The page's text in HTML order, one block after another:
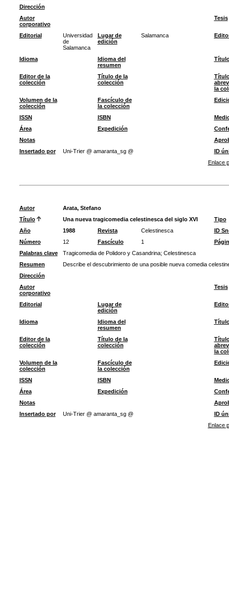
Dirección
Autor
corporativo
Tesis
Editorial
Universidad
de
Salamanca
Lugar de
edición
Salamanca
Idioma
Idioma del
resumen
Editor de la
colección
Título de la
colección
la
Volumen de la
colección
Fascículo de
la colección
ISSN ISBN
Área
Expedición
Notas
Insertado por
Uni-Trier @ amaranta_sg @
ID
Enlace
Autor
Arata, Stefano
Título
Una nueva tragicomedia celestinesca del siglo XVI
Tipo
Año
1988 Revista Celestinesca
ID
Número
12 Fascículo 1
Palabras clave
Tragicomedia de Polidoro y Casandrina; Celestinesca
Resumen
Describe el descubrimiento de una posible nueva comedia
Dirección
Autor
corporativo
Tesis
Editorial
Lugar de
edición
Idioma
Idioma del
resumen
Editor de la
colección
Título de la
colección
la
Volumen de la
colección
Fascículo de
la colección
ISSN ISBN
Área
Expedición
Notas
Insertado por
Uni-Trier @ amaranta_sg @
ID
Enlace